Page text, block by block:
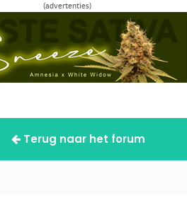
(advertenties)
Terug naar het forum